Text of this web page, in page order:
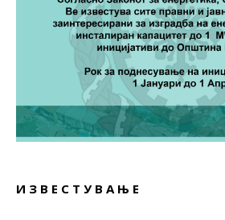
И З В Е С Т У В А Њ Е